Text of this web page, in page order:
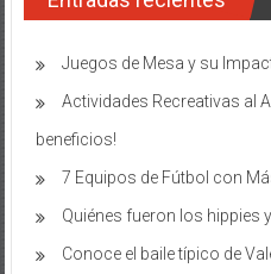
todos
Juegos de Mesa y su
Actividades Recreativas al
beneficios!
7 Equipos de Fútbol con
Quiénes fueron los hippies
Conoce el baile típico de